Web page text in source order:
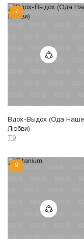
Вдох-Выдох (Ода
Любви)
T9